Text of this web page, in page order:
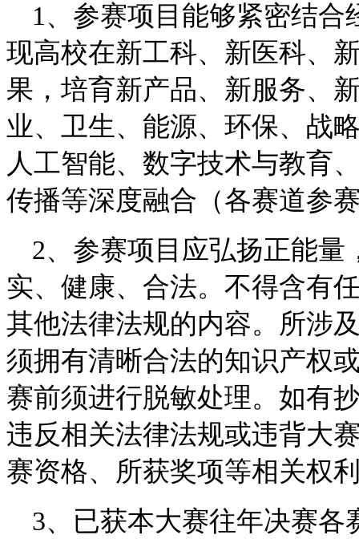
1、参赛项目能够紧密结
现高校在新工科、新医科、
果，培育新产品、新服务、
业、卫生、能源、环保、战
人工智能、数字技术与教育
传播等深度融合（各赛道参
2、参赛项目应弘扬正能
实、健康、合法。不得含有
其他法律法规的内容。所涉
须拥有清晰合法的知识产权
赛前须进行脱敏处理。如有
违反相关法律法规或违背大
赛资格、所获奖项等相关权
3、已获本大赛往年决赛